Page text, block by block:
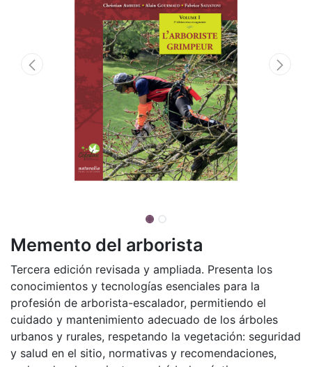
Memento del arborista
Tercera edición revisada y ampliada. Presenta los
conocimientos y tecnologías esenciales para la
profesión de arborista-escalador, permitiendo el
cuidado y mantenimiento adecuado de los árboles
urbanos y rurales, respetando la vegetación: seguridad
y salud en el sitio, normativas y recomendaciones,